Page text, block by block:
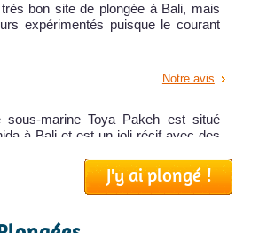
bon site de plongée à Bali, mais
expérimentés puisque le courant
Notre avis
sous-marine Toya Pakeh est situé
à Bali et est un joli récif avec des
Notre avis
J'y ai plongé !